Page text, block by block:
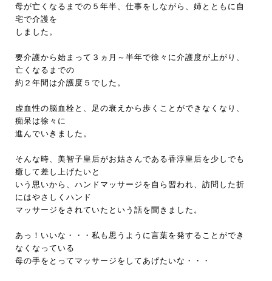
母が亡くなるまでの５年半、仕事をしながら、姉とともに自
宅で介護を
しました。
要介護から始まって３ヵ月～半年で徐々に介護度が上がり、
亡くなるまでの
約２年間は介護度５でした。
虚血性の脳血栓と、足の衰えから歩くことができなくなり、
痴呆は徐々に
進んでいきました。
そんな時、美智子皇后がお姑さんである香淳皇后を少しでも
癒して差し上げたいと
いう思いから、ハンドマッサージを自ら習われ、訪問した折
にはやさしくハンド
マッサージをされていたという話を聞きました。
あっ！いいな・・・私も思うように言葉を発することができ
なくなっている
母の手をとってマッサージをしてあげたいな・・・